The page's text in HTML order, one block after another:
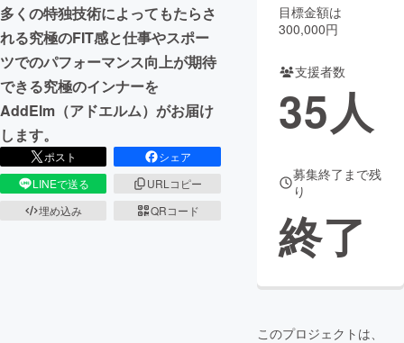
多くの特独技術によってもたらさ
れる究極のFIT感と仕事やスポー
ツでのパフォーマンス向上が期待
できる究極のインナーを
AddElm（アドエルム）がお届け
します。
ポスト
シェア
LINEで送る
URLコピー
埋め込み
QRコード
目標金額は
300,000円
支援者数
35人
募集終了まで残
り
終了
このプロジェクトは、